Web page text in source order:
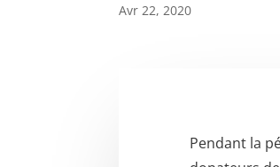
Avr 22, 2020
Pendant la